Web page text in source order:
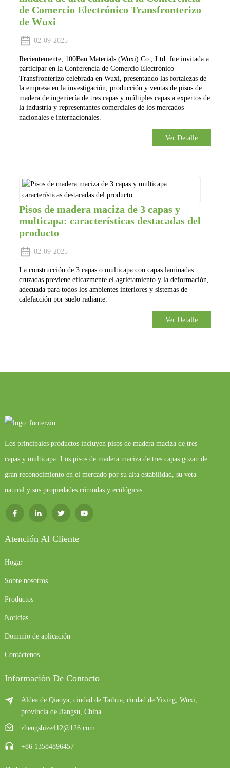
de Comercio Electrónico Transfronterizo
de Wuxi
02-09-2025
Recientemente, 100Ban Materials (Wuxi) Co., Ltd. fue invitada a
participar en la Conferencia de Comercio Electrónico
Transfronterizo celebrada en Wuxi, presentando las fortalezas de
la empresa en la investigación, producción y ventas de pisos de
madera de ingeniería de tres capas y múltiples capas a expertos de
la industria y representantes comerciales de los mercados
nacionales e internacionales.
Ver Detalle
Pisos de madera maciza de 3 capas y
multicapa: características destacadas del
producto
02-09-2025
La construcción de 3 capas o multicapa con capas laminadas
cruzadas previene eficazmente el agrietamiento y la deformación,
adecuada para todos los ambientes interiores y sistemas de
calefacción por suelo radiante.
Ver Detalle
Los principales productos incluyen pisos de madera maciza de tres
capas y multicapa. Los pisos de madera maciza de tres capas gozan de
gran reconocimiento en el mercado por su alta estabilidad, su veta
natural y sus propiedades cómodas y ecológicas.
Atención Al Cliente
Hogar
Sobre nosotros
Productos
Noticias
Dominio de aplicación
Contáctenos
Información De Contacto
Aldea de Qiaoya, ciudad de Taihua, ciudad de Yixing, Wuxi,
provincia de Jiangsu, China
zhengshize412@126.com
+86 13584896457